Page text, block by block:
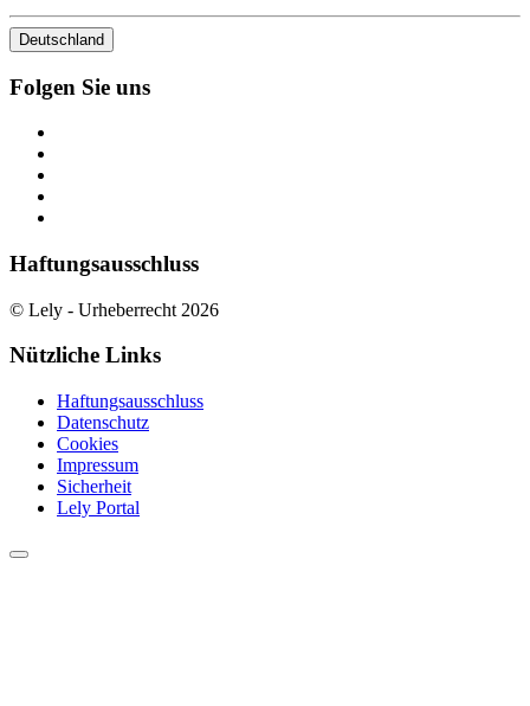
Deutschland
Folgen Sie uns
Haftungsausschluss
© Lely - Urheberrecht 2026
Nützliche Links
Haftungsausschluss
Datenschutz
Cookies
Impressum
Sicherheit
Lely Portal